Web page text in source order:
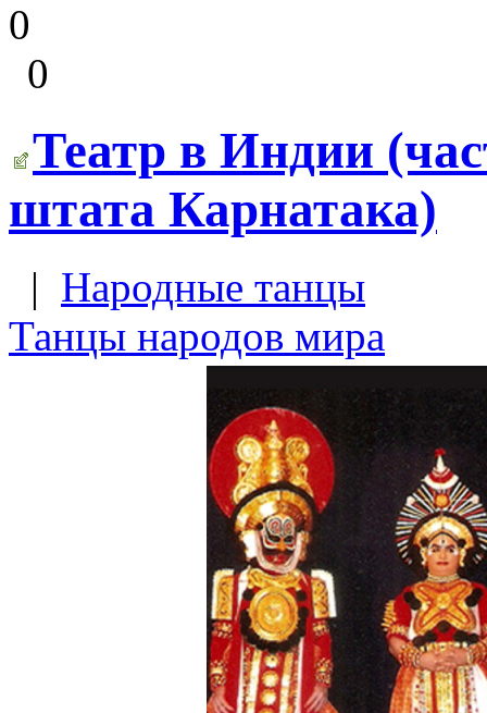
0
0
Театр в Индии
штата Карнатака)
| Народные танцы
Танцы народов мира